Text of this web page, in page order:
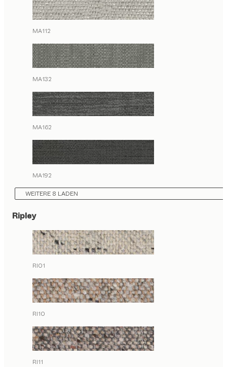
MA112
MA132
MA162
MA192
WEITERE 8 LADEN
Ripley
RI01
RI10
RI11